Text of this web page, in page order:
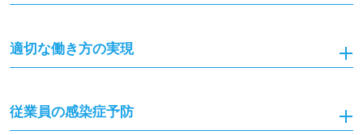
適切な働き方の実現
従業員の感染症予防